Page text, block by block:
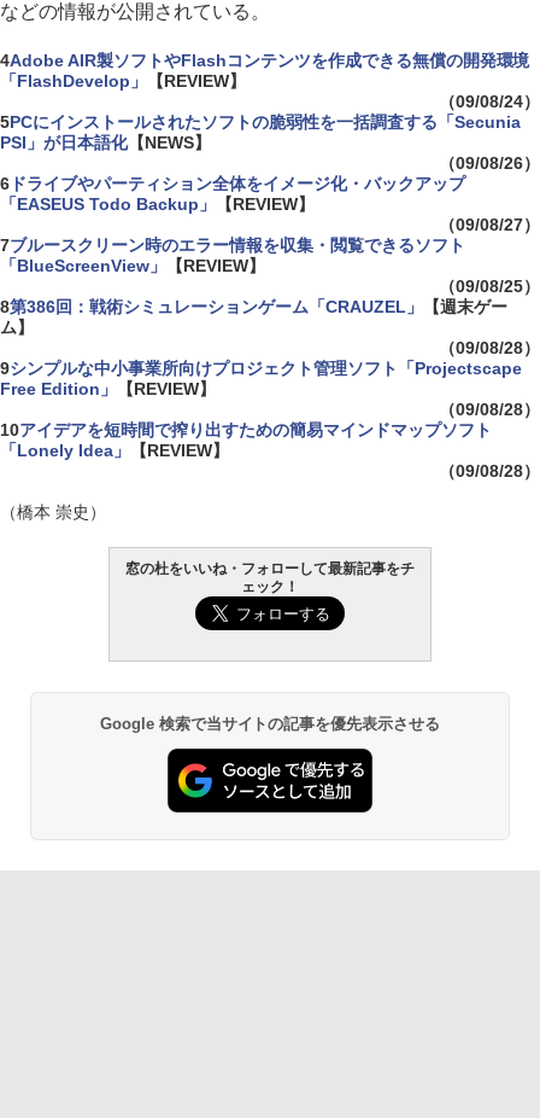
などの情報が公開されている。
4Adobe AIR製ソフトやFlashコンテンツを作成できる無償の開発環境
「FlashDevelop」
【REVIEW】
（09/08/24）
5PCにインストールされたソフトの脆弱性を一括調査する「Secunia
PSI」が日本語化【NEWS】
（09/08/26）
6 ドライブやパーティション全体をイメージ化・バックアップ
「EASEUS Todo Backup」
【REVIEW】
（09/08/27）
7ブルースクリーン時のエラー情報を収集・閲覧できるソフト
「BlueScreenView」
【REVIEW】
（09/08/25）
8第386回：戦術シミュレーションゲーム「CRAUZEL」
【週末ゲー
ム】
（09/08/28）
9シンプルな中小事業所向けプロジェクト管理ソフト「Projectscape
Free Edition」
【REVIEW】
（09/08/28）
10アイデアを短時間で搾り出すための簡易マインドマップソフト
「Lonely Idea」
【REVIEW】
（09/08/28）
（橋本 崇史）
窓の杜をいいね・フォローして最新記事をチ
ェック！
Google 検索で当サイトの記事を優先表示させる